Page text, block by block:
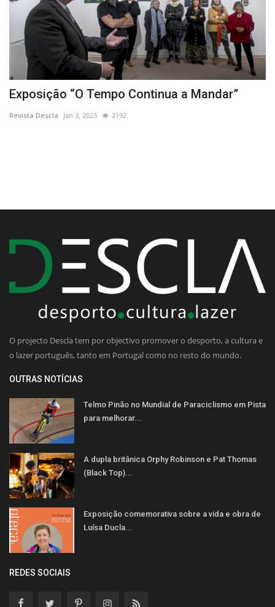
Exposição “O Tempo Continua a Mandar”
Revista Descla Jan 3, 2023 2192
O projecto Descla tem por objectivo promover o desporto, a cultura e
o lazer português, tanto em Portugal como no resto do mundo.
OUTRAS NOTÍCIAS
Telmo Pinão no Mundial de Paraciclismo em Pista
para melhorar...
A dupla britânica Orphy Robinson e Pat Thomas
(Black Top)...
Exposição comemorativa sobre a vida e obra de
Luísa Ducla...
REDES SOCIAIS